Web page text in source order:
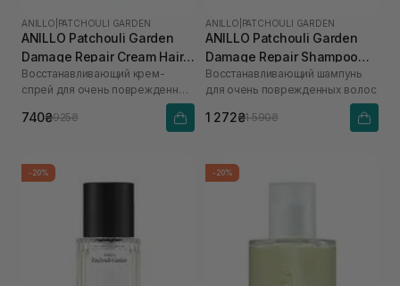
ANILLO PATCHOULI GARDEN
ANILLO Patchouli Garden
Damage Repair Cream Hair
Mist 70 мл
Восстанавливающий крем-
спрей для очень поврежденных
740₴925₴
ANILLO PATCHOULI GARDEN
ANILLO Patchouli Garden
Damage Repair Shampoo
450 мл
Восстанавливающий шампунь
для очень поврежденных волос
1 272₴1 590₴
-20% -20%